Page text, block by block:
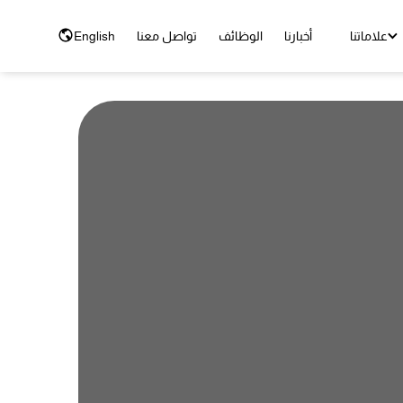
علاماتنا أخبارنا الوظائف تواصل معنا English